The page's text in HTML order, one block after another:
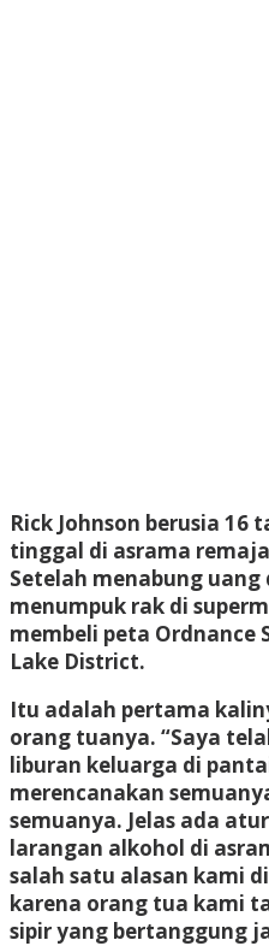
Rick Johnson berusia 16
tinggal di asrama
Setelah menabung
menumpuk rak di
membeli peta Ordnance
Lake District.
Itu adalah pertama
orang tuanya. “Saya
liburan keluarga di
merencanakan
semuanya. Jelas ada
larangan alkohol di
salah satu alasan kami
karena orang tua kami
sipir yang bertanggung